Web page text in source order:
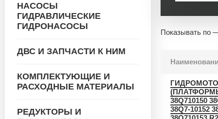
НАСОСЫ
ГИДРАВЛИЧЕСКИЕ
ГИДРОНАСОСЫ
ДВС И ЗАПЧАСТИ К НИМ
КОМПЛЕКТУЮЩИЕ И
РАСХОДНЫЕ МАТЕРИАЛЫ
РЕДУКТОРЫ И
Показывать по
38Q710150
38Q7-10152